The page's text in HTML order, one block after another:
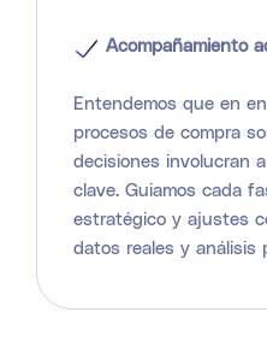
Acompañamiento
Entendemos que en
procesos de compra
decisiones involucran
clave. Guiamos cada
estratégico y ajustes
datos reales y análisis